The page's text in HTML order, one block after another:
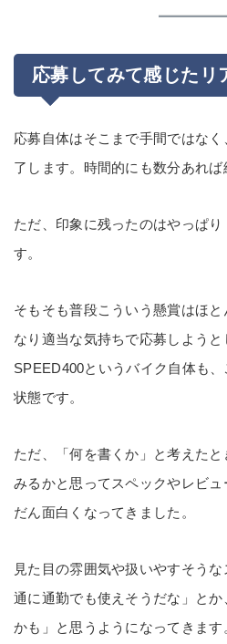
応募してみて感じたリ
応募自体はそこまで手間ではな
了します。時間的にも数分あれば
ただ、印象に残ったのはやっぱ
す。
そもそも普段こういう懸賞はほ
なり適当な気持ちで応募しよう
SPEED400というバイク自体も
状態です。
ただ、「何を書くか」と考えた
みるかと思ってスペックやレビ
だん面白くなってきました。
見た目の雰囲気や扱いやすそう
通に通勤でも使えそうだな」と
かも」と思うようになってきます